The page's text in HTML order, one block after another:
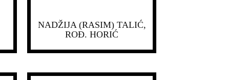
NADŽIJA (RASIM) TALIĆ,
ROĐ. HORIĆ